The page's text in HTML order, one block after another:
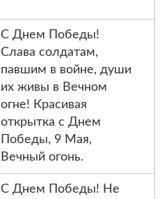
С Днем Победы!
Слава солдатам,
павшим в войне, души
их живы в Вечном
огне! Красивая
открытка с Днем
Победы, 9 Мая,
Вечный огонь.
С Днем Победы! Не